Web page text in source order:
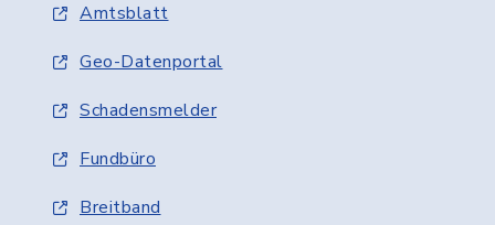
Amtsblatt
Geo-Datenportal
Schadensmelder
Fundbüro
Breitband